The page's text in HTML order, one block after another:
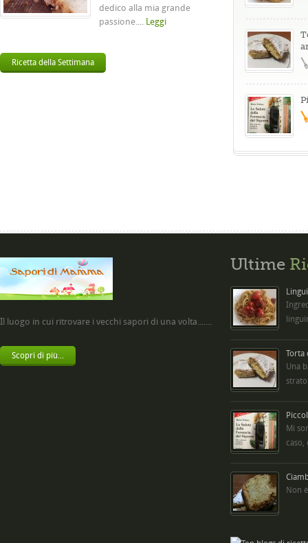
dedico alla mia grande
passione.... Leggi
Ricetta della Settimana
Il luogo in cui ritrovare i vecchi sapori di una volta.......
Scopri di più...
Ultime
Torta
Una
Mi
caso,
Non